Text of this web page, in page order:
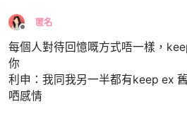
離線
匿名
每個人對待回憶嘅方式唔一樣，
你
利申：我同我另一半都有keep ex
哂感情